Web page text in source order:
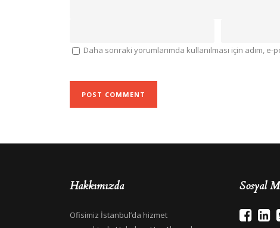
Daha sonraki yorumlarımda kullanılması için adım,
Hakkımızda
Ofisimiz İstanbul’da hizmet
Sosyal